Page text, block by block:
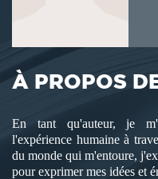
À PROPOS
En tant qu'auteur, je
l'expérience humaine à
du monde qui m'entoure,
pour exprimer mes idées et